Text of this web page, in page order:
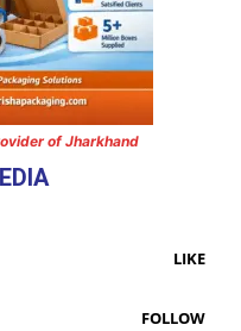
of Jharkhand
LIKE
FOLLOW